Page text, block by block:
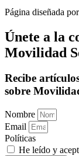
Página diseñada por
Únete a la
Movilidad
Recibe
sobre
Nombre
Email
Políticas
He leído y